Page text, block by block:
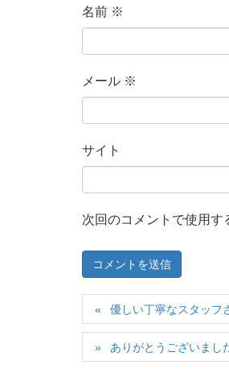
名前 ※
メール ※
サイト
次回のコメントで使用す
優しい丁寧なスタッフ
ありがとうございまし